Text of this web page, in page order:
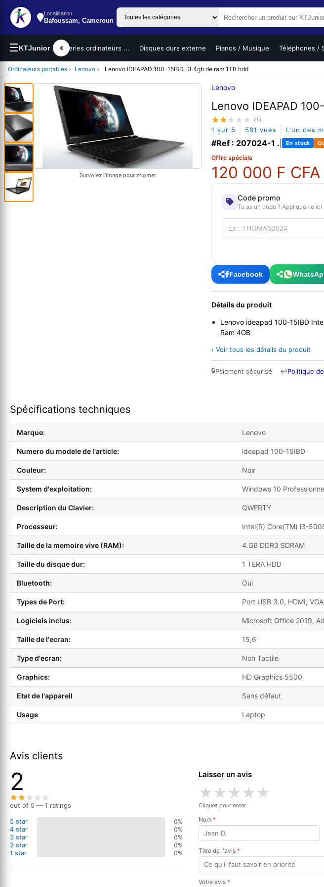
Localisation
Bafoussam, Cameroun
☰KTJunior
portables Batteries ordinateurs ... Disques durs externe Pianos / Musique Téléphones /
Ordinateurs portables › Lenovo › Lenovo IDEAPAD 100-15IBD, i3 4gb de ram 1TB hdd
Survolez l'image pour zoomer
Lenovo
Lenovo IDEAPAD
(1)
1 sur 5 581 vues L'un des
#Ref : 207024-1 . En stock
Offre spéciale
120 000 F CFA
Code promo
Tu as un code ? Applique-le ici
Facebook
Détails du produit
Lenovo ideapad 100-15IBD
Ram 4GB
› Voir tous les détails du produit
🔒Paiement sécurisé ↩Politique
Spécifications techniques
Marque: Lenovo
Numero du modele de l'article: ideapad 100-15IBD
Couleur: Noir
System d'exploitation: Windows 10
Description du Clavier: QWERTY
Processeur: Intel(R) Core(TM) i3-
Taille de la memoire vive (RAM): 4.GB DDR3 SDRAM
Taille du disque dur: 1 TERA HDD
Bluetooth: Oui
Types de Port: Port USB 3.0, HDMI; VGA
Logiciels inclus: Microsoft Office 2019,
Taille de l'ecran: 15,6'
Type d'ecran: Non Tactile
Graphics: HD Graphics 5500
Etat de l'appareil Sans défaut
Usage Laptop
Avis clients
2
out of 5 — 1 ratings
5 star
0%
4 star 0%
3 star 0%
2 star 0%
1 star 0%
Laisser un avis
★★★★★
Cliquez pour noter
Nom *
Titre de l'avis *
Votre avis *